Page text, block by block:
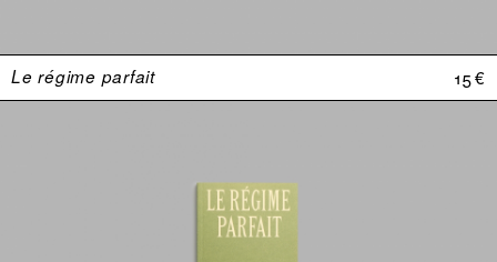
Le régime parfait 15 €